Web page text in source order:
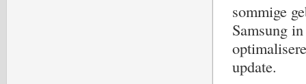
sommige
Samsung
update.